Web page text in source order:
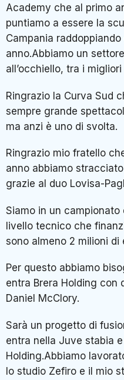
Academy che al primo
puntiamo a essere la
Campania
anno.Abbiamo un
all’occhiello, tra i
Ringrazio la Curva Sud
sempre grande
ma anzi è uno di svolta.
Ringrazio mio fratello
anno abbiamo
grazie al duo Lovisa-
Siamo in un
livello tecnico che
sono almeno 2 milioni di
Per questo abbiamo
entra Brera Holding con
Daniel McClory.
Sarà un progetto di
entra nella Juve stabia
Holding.Abbiamo
lo studio Zefiro e il mio